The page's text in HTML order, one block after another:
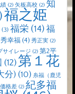
(2) 矢板高校 (2) 知
福之姫
(3) 福栄 (14) 福
秀幸福 (4) 秀正実 (2)
サイレージ (2) 第2平
(12) 第１花
分) (10) 糸福（鹿児
格差 (2) 紀多福